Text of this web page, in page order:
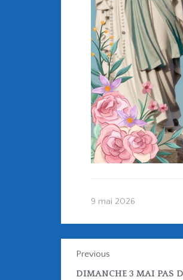
9 mai 2026
Previous